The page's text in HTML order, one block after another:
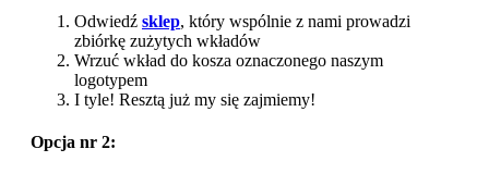
Odwiedź sklep, który wspólnie z nami prowadzi
zbiórkę zużytych wkładów
Wrzuć wkład do kosza oznaczonego naszym
logotypem
I tyle! Resztą już my się zajmiemy!
Opcja nr 2: